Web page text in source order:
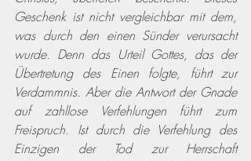
Geschenk ist nicht vergleichbar mit dem,
was durch den einen Sünder verursacht
wurde. Denn das Urteil Gottes, das der
Übertretung des Einen folgte, führt zur
Verdammnis. Aber die Antwort der Gnade
auf zahllose Verfehlungen führt zum
Freispruch. Ist durch die Verfehlung des
Einzigen der Tod zur Herrschaft